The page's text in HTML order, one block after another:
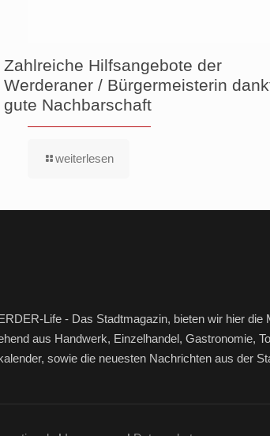
Zahlreiche Hilfsangebote der
Werderaner / Bürgermeisterin
gute Nachbarschaft
weiterlesen
Life - Das Stadtmagazin, bieten wir hier
aus Handwerk, Einzelhandel, Gastronomie,
sowie die neuesten Nachrichten aus der